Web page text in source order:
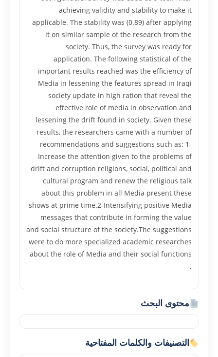
achieving validity and stability to make it
applicable. The stability was (0.89) after applying
it on similar sample of the research from the
society. Thus, the survey was ready for
application. The following statistical of the
important results reached was the efficiency of
Media in lessening the features spread in Iraqi
society update in high ration that reveal the
effective role of media in observation and
lessening the drift found in society. Given these
results, the researchers came with a number of
recommendations and suggestions such as: 1-
Increase the attention given to the problems of
drift and corruption religions, social, political and
cultural program and renew the religious talk
about this problem in all Media present these
shows at prime time.2-Intensifying positive Media
messages that contribute in forming the value
and social structure of the society.The suggestions
were to do more specialized academic researches
about the role of Media and their social functions
.
محتوى البحث
التصنيفات والكلمات المفتاحية